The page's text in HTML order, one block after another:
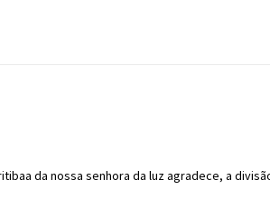
da nossa senhora da luz agradece, a